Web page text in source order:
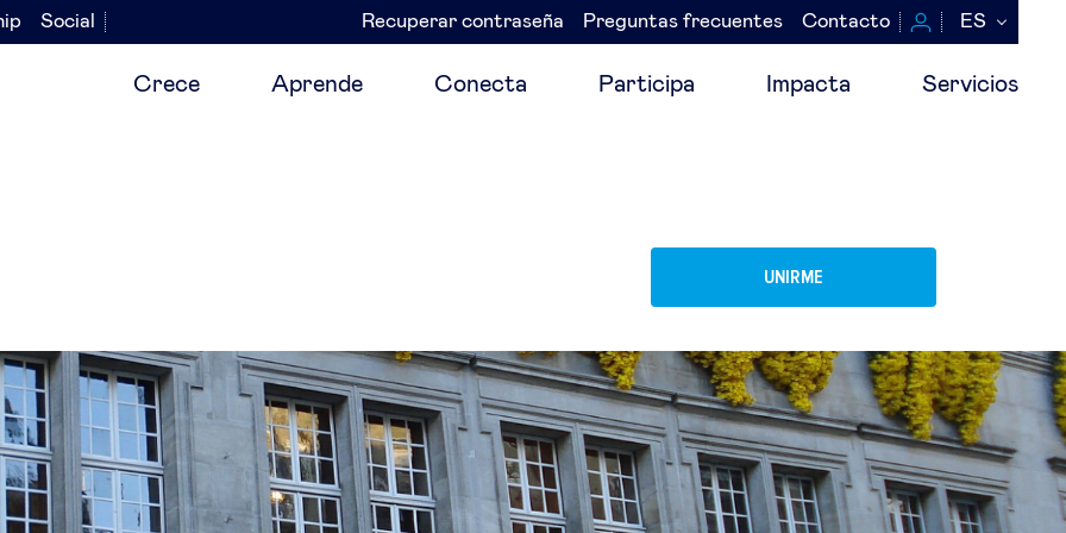
Social
Navegación
secundaria
Recuperar contraseña Preguntas frecuentes Contacto ES
Crece Aprende Conecta Participa Impacta Servicios
UNIRME